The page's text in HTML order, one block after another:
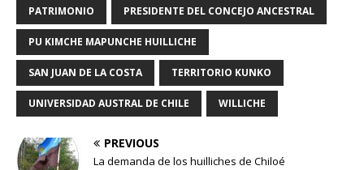
PATRIMONIO PRESIDENTE DEL CONCEJO ANCESTRAL
PU KIMCHE MAPUNCHE HUILLICHE
SAN JUAN DE LA COSTA TERRITORIO KUNKO
UNIVERSIDAD AUSTRAL DE CHILE WILLICHE
PREVIOUS
La demanda de los huilliches de Chiloé